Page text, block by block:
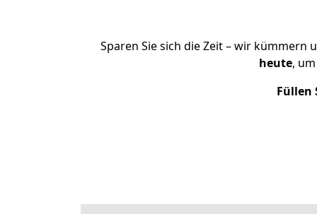
Sparen Sie sich die Zeit – wir
heute,
Füllen